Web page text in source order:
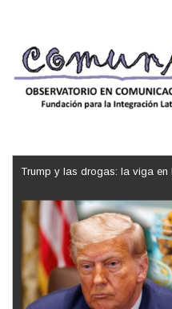
Trump y las drogas: la viga